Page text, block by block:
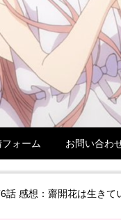
ォーム お問い合わ
話 感想：齋開花は生き